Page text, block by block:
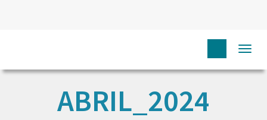
ABRIL_2024